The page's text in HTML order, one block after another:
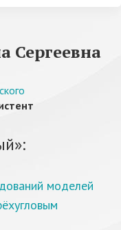
Сергеевна
моделей